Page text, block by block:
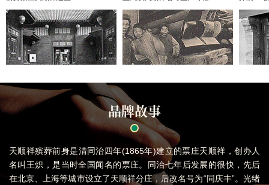
品牌故事
天顺祥殡葬前身是清同治四年(1865年)建立的票庄天顺祥，创办人
名叫王炽，是当时全国闻名的票庄。同治七年后发展的很快，先后
在北京、上海等城市设立了天顺祥分庄，后改名号为“同庆丰”。光绪